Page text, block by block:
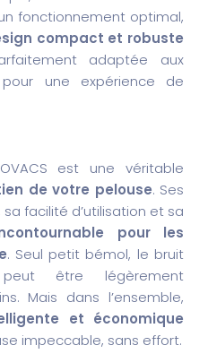
fonctionnement optimal,
compact et robuste
adaptée aux
pour une expérience de
est une véritable
de votre pelouse. Ses
facilité d’utilisation et sa
pour les
. Seul petit bémol, le bruit
être légèrement
Mais dans l’ensemble,
et économique
impeccable, sans effort.